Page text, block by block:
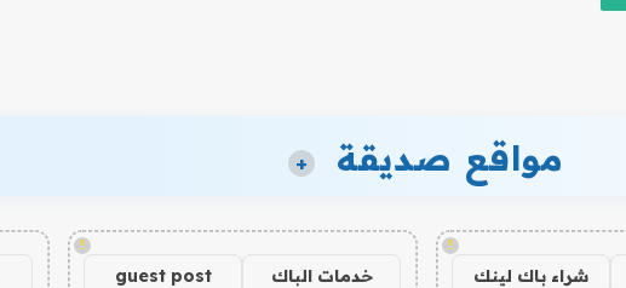
مواقع صديقة +
!
شراء باك لينك
!
خدمات الباك
guest post